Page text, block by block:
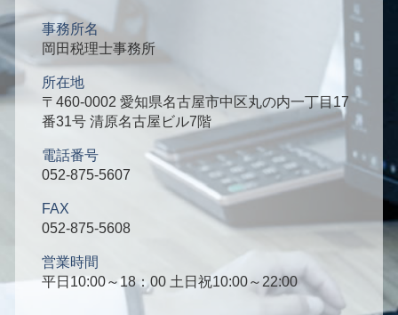
事務所名
岡田税理士事務所
所在地
〒460-0002 愛知県名古屋市中区丸の内一丁目17
番31号 清原名古屋ビル7階
電話番号
052-875-5607
FAX
052-875-5608
営業時間
平日10:00～18：00 土日祝10:00～22:00